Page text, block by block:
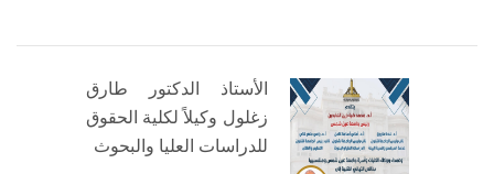
الأستاذ الدكتور طارق
زغلول وكيلاً لكلية الحقوق
للدراسات العليا والبحوث